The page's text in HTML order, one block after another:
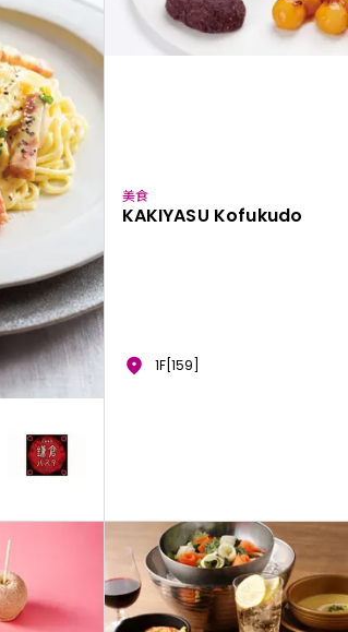
美食
KAKIYASU Kofukudo
1F[159]